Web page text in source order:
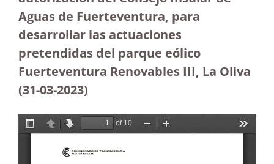
Aguas de Fuerteventura, para
desarrollar las actuaciones
pretendidas del parque eólico
Fuerteventura Renovables III, La Oliva
(31-03-2023)